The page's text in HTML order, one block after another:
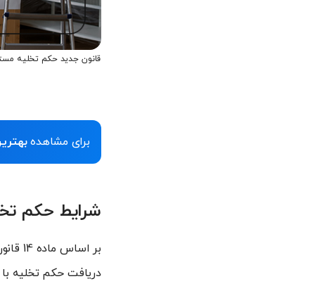
قانون جدید حکم تخلیه
برای مشاهده
شرایط حکم
دریافت حکم تخلیه با